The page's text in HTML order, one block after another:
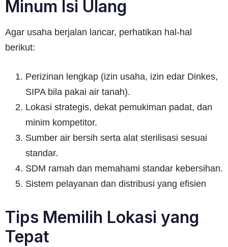
Minum Isi Ulang
Agar usaha berjalan lancar, perhatikan hal-hal
berikut:
Perizinan lengkap (izin usaha, izin edar Dinkes,
SIPA bila pakai air tanah).
Lokasi strategis, dekat pemukiman padat, dan
minim kompetitor.
Sumber air bersih serta alat sterilisasi sesuai
standar.
SDM ramah dan memahami standar kebersihan.
Sistem pelayanan dan distribusi yang efisien
Tips Memilih Lokasi yang
Tepat